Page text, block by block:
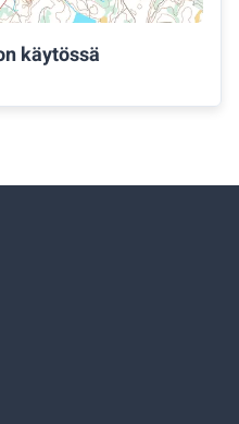
käytössä